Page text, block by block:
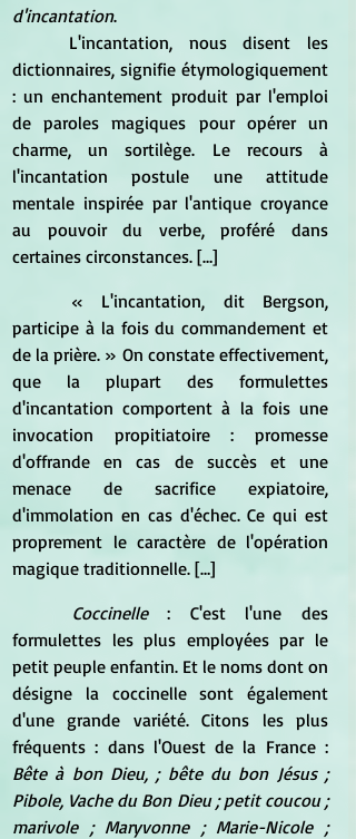
d'incantation.
L'incantation, nous disent les
dictionnaires, signifie étymologiquement
: un enchantement produit par l'emploi
de paroles magiques pour opérer un
charme, un sortilège. Le recours à
l'incantation postule une attitude
mentale inspirée par l'antique croyance
au pouvoir du verbe, proféré dans
certaines circonstances. […]
« L'incantation, dit Bergson,
participe à la fois du commandement et
de la prière. » On constate effectivement,
que la plupart des formulettes
d'incantation comportent à la fois une
invocation propitiatoire : promesse
d'offrande en cas de succès et une
menace de sacrifice expiatoire,
d'immolation en cas d'échec. Ce qui est
proprement le caractère de l'opération
magique traditionnelle. […]
Coccinelle : C'est l'une des
formulettes les plus employées par le
petit peuple enfantin. Et le noms dont on
désigne la coccinelle sont également
d'une grande variété. Citons les plus
Bête à bon Dieu, ; bête du bon Jésus ;
Pibole, Vache du Bon Dieu ; petit coucou ;
marivole ; Maryvonne ; Marie-Nicole ;